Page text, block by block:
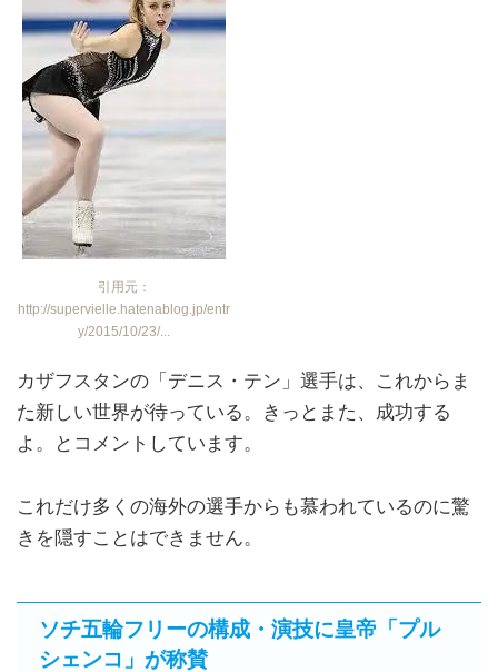
引用元：
http://supervielle.hatenablog.jp/entr
y/2015/10/23/...
カザフスタンの「デニス・テン」選手は、これからま
た新しい世界が待っている。きっとまた、成功する
よ。とコメントしています。
これだけ多くの海外の選手からも慕われているのに驚
きを隠すことはできません。
ソチ五輪フリーの構成・演技に皇帝「プル
シェンコ」が称賛